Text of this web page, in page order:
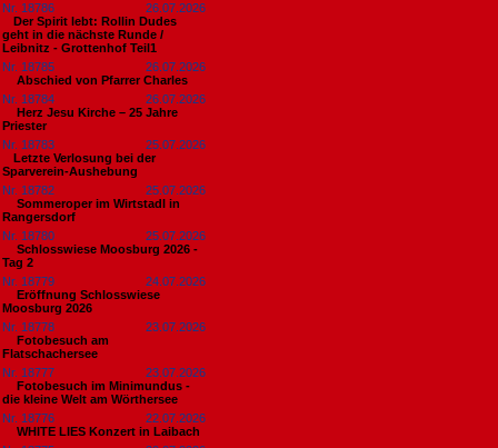
Nr. 18786
26.07.2026
​Der Spirit lebt: Rollin Dudes
geht in die nächste Runde /
Leibnitz - Grottenhof Teil1
Nr. 18785
26.07.2026
Abschied von Pfarrer Charles
Nr. 18784
26.07.2026
Herz Jesu Kirche – 25 Jahre
Priester
Nr. 18783
25.07.2026
​Letzte Verlosung bei der
Sparverein-Aushebung
Nr. 18782
25.07.2026
Sommeroper im Wirtstadl in
Rangersdorf
Nr. 18780
25.07.2026
Schlosswiese Moosburg 2026 -
Tag 2
Nr. 18779
24.07.2026
Eröffnung Schlosswiese
Moosburg 2026
Nr. 18778
23.07.2026
Fotobesuch am
Flatschachersee
Nr. 18777
23.07.2026
Fotobesuch im Minimundus -
die kleine Welt am Wörthersee
Nr. 18776
22.07.2026
WHITE LIES Konzert in Laibach